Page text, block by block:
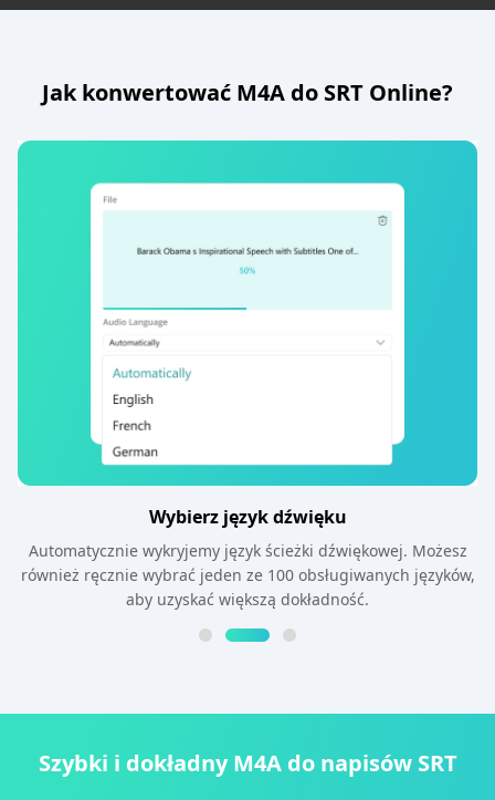
Jak konwertować M4A do SRT Online?
Wybierz język dźwięku
Automatycznie wykryjemy język ścieżki dźwiękowej. Możesz
również ręcznie wybrać jeden ze 100 obsługiwanych języków,
aby uzyskać większą dokładność.
Szybki i dokładny M4A do napisów SRT